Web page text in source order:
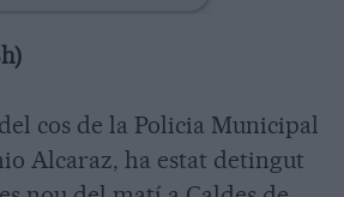
cos de la Policia Municipal
Alcaraz, ha estat detingut